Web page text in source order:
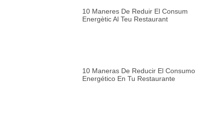
10 Maneres De Reduir El Consum
Energètic Al Teu Restaurant
10 Maneras De Reducir El Consumo
Energético En Tu Restaurante